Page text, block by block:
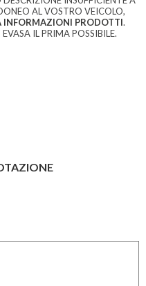
AL VOSTRO VEICOLO,
INFORMAZIONI PRODOTTI.
IL PRIMA POSSIBILE.